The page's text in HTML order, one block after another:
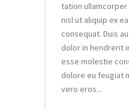
tation
nisl ut aliquip ex
consequat. Duis
dolor in hendrerit
esse molestie
dolore eu feugiat
vero eros...